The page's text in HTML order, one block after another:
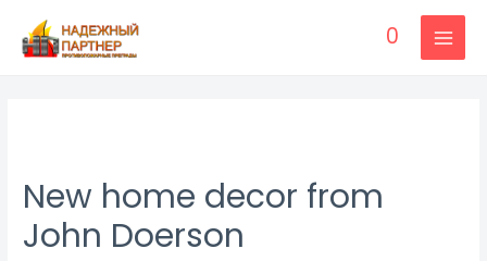
0
New home decor from
John Doerson